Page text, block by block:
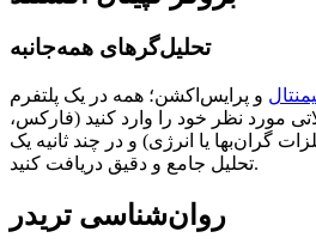
تحلیل‌گرهای همه‌جانبه
مورد نظر خود را وارد کنید (فارکس،
گران‌بها یا انرژی) و در چند ثانیه یک
تحلیل جامع و دقیق دریافت کنید.
روان‌شناسی تریدر